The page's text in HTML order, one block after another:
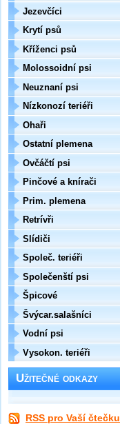
Jezevčíci
Krytí psů
Kříženci psů
Molossoidní psi
Neuznaní psi
Nízkonozí teriéři
Ohaři
Ostatní plemena
Ovčáčtí psi
Pinčové a knírači
Prim. plemena
Retrívři
Slídiči
Společ. teriéři
Společenští psi
Špicové
Švýcar.salašníci
Vodní psi
Vysokon. teriéři
Užitečné odkazy
RSS pro Vaší čtečku